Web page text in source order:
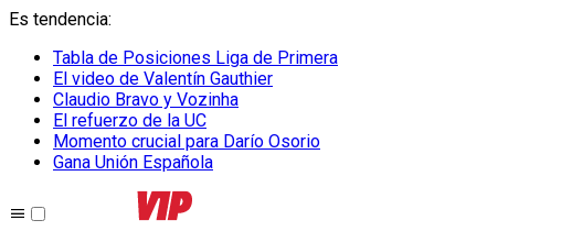
Es tendencia:
Tabla de Posiciones Liga de Primera
El video de Valentín Gauthier
Claudio Bravo y Vozinha
El refuerzo de la UC
Momento crucial para Darío Osorio
Gana Unión Española